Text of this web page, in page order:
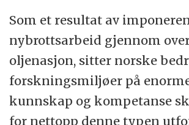
Som et resultat av
nybrottsarbeid gjennom
oljenasjon, sitter norske
forskningsmiljøer på
kunnskap og kompetanse
for nettopp denne typen